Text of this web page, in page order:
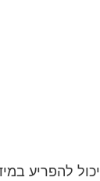
להפריע